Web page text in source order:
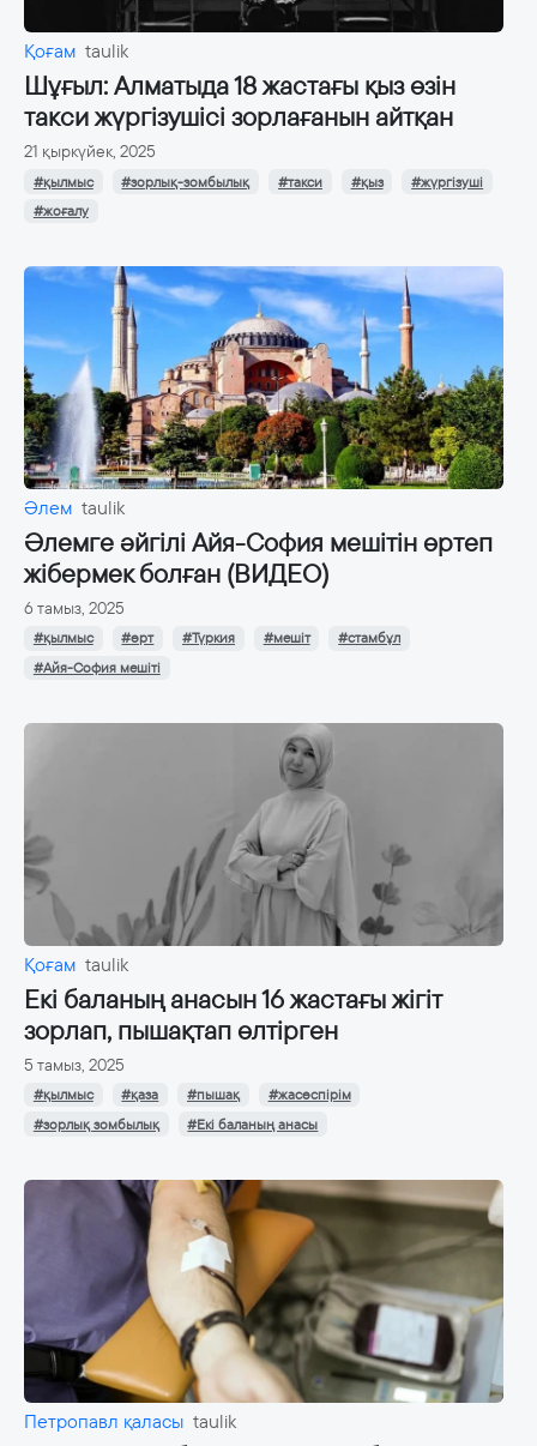
Қоғам taulik
Шұғыл: Алматыда 18 жастағы қыз өзін
такси жүргізушісі зорлағанын айтқан
21 қыркүйек, 2025
#қылмыс #зорлық-зомбылық #такси #қыз
#жүргізуші
#жоғалу
Әлем taulik
Әлемге әйгілі Айя-София мешітін өртеп
жібермек болған (ВИДЕО)
6 тамыз, 2025
#қылмыс #өрт #Түркия #мешіт
#стамбұл
#Айя-София мешіті
Қоғам taulik
Екі баланың анасын 16 жастағы жігіт
зорлап, пышақтап өлтірген
5 тамыз, 2025
#қылмыс #қаза #пышақ
#жасөспірім
#зорлық зомбылық
#Екі баланың анасы
Петропавл қаласы taulik